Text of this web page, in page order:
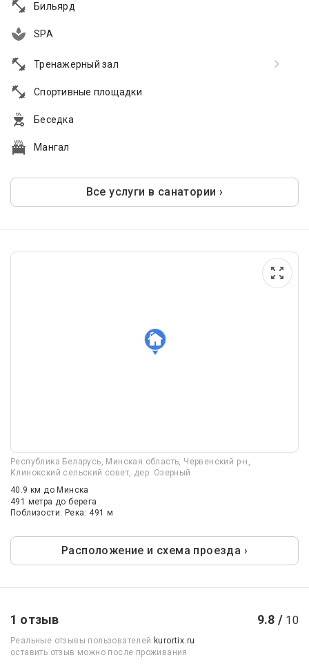
Бильярд
SPA
Тренажерный зал
Спортивные площадки
Беседка
Мангал
Все услуги в санатории ›
Республика Беларусь, Минская область, Червенский р-н,
Клинокский сельский совет, дер. Озерный
40.9 кмдо Минска
491 метра до берега
Поблизости: Река: 491 м
Расположение и схема проезда ›
1 отзыв 9.8 / 10
Реальные отзывы пользователей kurortix.ru
оставить отзыв можно после проживания